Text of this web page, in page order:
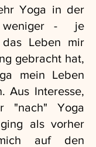
Yoga in der
weniger - je
Leben mir
gebracht hat,
mein Leben
Aus Interesse,
"nach" Yoga
als vorher
auf den